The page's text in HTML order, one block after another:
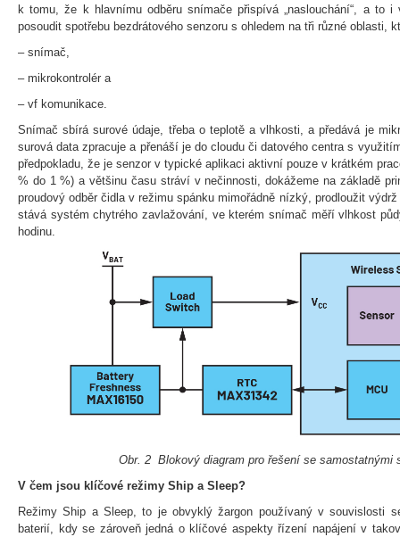
k tomu, že k hlavnímu odběru snímače přispívá „naslouchání“, a to i
posoudit spotřebu bezdrátového senzoru s ohledem na tři různé oblasti,
– snímač,
– mikrokontrolér a
– vf komunikace.
Snímač sbírá surové údaje, třeba o teplotě a vlhkosti, a předává je
surová data zpracuje a přenáší je do cloudu či datového centra s
předpokladu, že je senzor v typické aplikaci aktivní pouze v krátkém
% do 1 %) a většinu času stráví v nečinnosti, dokážeme na základě
proudový odběr čidla v režimu spánku mimořádně nízký, prodloužit
stává systém chytrého zavlažování, ve kterém snímač měří vlhkost
hodinu.
Obr. 2 Blokový diagram pro řešení se samostatnými
V čem jsou klíčové režimy Ship a Sleep?
Režimy Ship a Sleep, to je obvyklý žargon používaný v souvislosti
baterií, kdy se zároveň jedná o klíčové aspekty řízení napájení v